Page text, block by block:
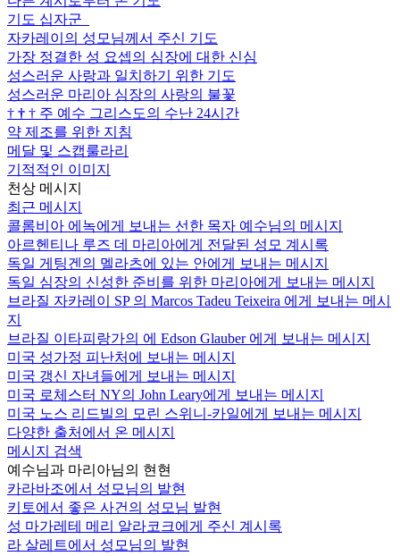
기도 십자군
자카레이의 성모님께서 주신 기도
가장 정결한 성 요셉의 심장에 대한 신심
성스러운 사랑과 일치하기 위한 기도
성스러운 마리아 심장의 사랑의 불꽃
† † † 주 예수 그리스도의 수난 24시간
약 제조를 위한 지침
메달 및 스캡룰라리
기적적인 이미지
천상 메시지
최근 메시지
콜롬비아 에녹에게 보내는 선한 목자 예수님의 메시지
아르헨티나 루즈 데 마리아에게 전달된 성모 계시록
독일 게팅겐의 멜라츠에 있는 안에게 보내는 메시지
독일 심장의 신성한 준비를 위한 마리아에게 보내는 메시지
브라질 자카레이 SP 의 Marcos Tadeu Teixeira 에게 보내는 메시
지
브라질 이타피랑가의 에 Edson Glauber 에게 보내는 메시지
미국 성가정 피난처에 보내는 메시지
미국 갱신 자녀들에게 보내는 메시지
미국 로체스터 NY의 John Leary에게 보내는 메시지
미국 노스 리드빌의 모린 스위니-카일에게 보내는 메시지
다양한 출처에서 온 메시지
메시지 검색
예수님과 마리아님의 현현
카라바조에서 성모님의 발현
키토에서 좋은 사건의 성모님 발현
성 마가레테 메리 알라코크에게 주신 계시록
라 살레트에서 성모님의 발현